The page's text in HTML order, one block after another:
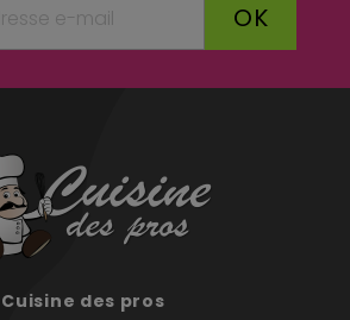
OK
Cuisine des pros